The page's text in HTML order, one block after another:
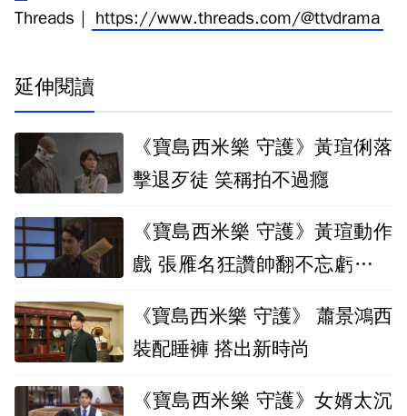
Threads｜ https://www.threads.com/@ttvdrama
延伸閱讀
《寶島西米樂 守護》黃瑄俐落
擊退歹徒 笑稱拍不過癮
《寶島西米樂 守護》黃瑄動作
戲 張雁名狂讚帥翻不忘虧她沒
《寶島西米樂 守護》 蕭景鴻西
裝配睡褲 搭出新時尚
《寶島西米樂 守護》女婿太沉